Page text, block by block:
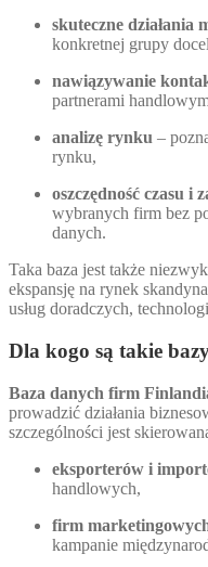
skuteczne działania
konkretnej grupy
nawiązywanie
partnerami
analizę rynku –
rynku,
oszczędność czasu i
wybranych firm bez
danych.
Taka baza jest także
ekspansję na rynek
usług doradczych,
Dla kogo są takie
Baza danych firm
prowadzić działania
szczególności jest
eksporterów i
handlowych,
firm
kampanie